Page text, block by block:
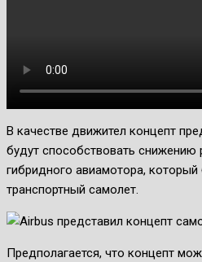
В качестве движител концепт
будут способствовать снижению
гибридного авиамотора,
транспортный самолет.
Предполагается, что концепт